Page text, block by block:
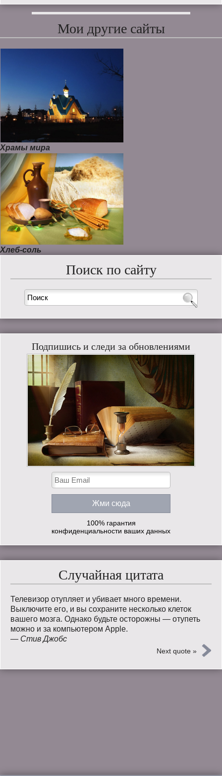
Мои другие сайты
Храмы мира
Хлеб-соль
Поиск по сайту
Подпишись и следи за обновлениями
100% гарантия
конфиденциальности ваших данных
Случайная цитата
Телевизор отупляет и убивает много времени.
Выключите его, и вы сохраните несколько клеток
вашего мозга. Однако будьте осторожны — отупеть
можно и за компьютером Apple.
— Стив Джобс
Next quote »